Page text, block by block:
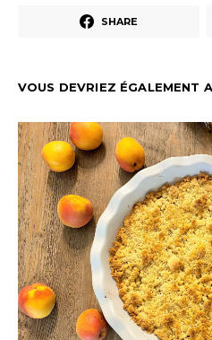
SHARE
VOUS DEVRIEZ ÉGALEMENT